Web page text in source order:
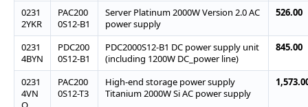
0231
2YKR
PAC200
0S12-B1
Server Platinum 2000W Version 2.0 AC
power supply
526.00
0231
4BYN
PDC200
0S12-B1
PDC2000S12-B1 DC power supply unit
(including 1200W DC_power line)
845.00
0231
4VN
PAC200
0S12-T3
High-end storage power supply
Titanium 2000W Si AC power supply